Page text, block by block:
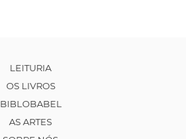
LEITURIA
OS LIVROS
BIBLOBABEL
AS ARTES